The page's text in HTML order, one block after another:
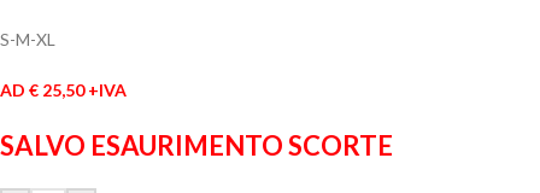
S-M-XL
AD € 25,50 +IVA
SALVO ESAURIMENTO SCORTE